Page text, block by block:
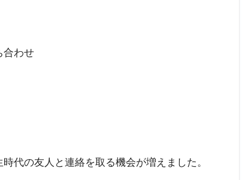
合わせ
代の友人と連絡を取る機会が増えました。